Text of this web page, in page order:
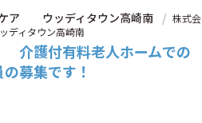
ケア ウッディタウン高崎南
株式会
ィタウン高崎南
介護付有料老人ホームでの
募集です！